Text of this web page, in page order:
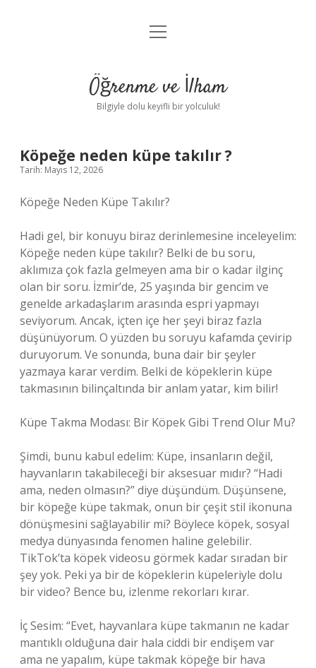
Anasayfa
Yasal Uyarı
menüyü
Öğrenme ve İlham
Bilgiyle dolu keyifli bir yolculuk!
Köpeğe neden küpe takılır ?
Tarih: Mayıs 12, 2026
Köpeğe Neden Küpe Takılır?
Hadi gel, bir konuyu biraz derinlemesine inceleyelim:
Köpeğe neden küpe takılır? Belki de bu soru,
aklımıza çok fazla gelmeyen ama bir o kadar ilginç
olan bir soru. İzmir’de, 25 yaşında bir gencim ve
genelde arkadaşlarım arasında espri yapmayı
seviyorum. Ancak, içten içe her şeyi biraz fazla
düşünüyorum. O yüzden bu soruyu kafamda çevirip
duruyorum. Ve sonunda, buna dair bir şeyler
yazmaya karar verdim. Belki de köpeklerin küpe
takmasının bilinçaltında bir anlam yatar, kim bilir!
Küpe Takma Modası: Bir Köpek Gibi Trend Olur Mu?
Şimdi, bunu kabul edelim: Küpe, insanların değil,
hayvanların takabileceği bir aksesuar mıdır? “Hadi
ama, neden olmasın?” diye düşündüm. Düşünsene,
bir köpeğe küpe takmak, onun bir çeşit stil ikonuna
dönüşmesini sağlayabilir mi? Böylece köpek, sosyal
medya dünyasında fenomen haline gelebilir.
TikTok’ta köpek videosu görmek kadar sıradan bir
şey yok. Peki ya bir de köpeklerin küpeleriyle dolu
bir video? Bence bu, izlenme rekorları kırar.
İç Sesim: “Evet, hayvanlara küpe takmanın ne kadar
mantıklı olduğuna dair hala ciddi bir endişem var
ama ne yapalım, küpe takmak köpeğe bir hava